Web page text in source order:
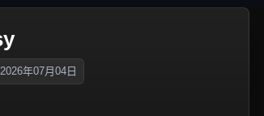
年07月04日